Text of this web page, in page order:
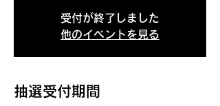
受付が終了しました
他のイベントを見る
抽選受付期間